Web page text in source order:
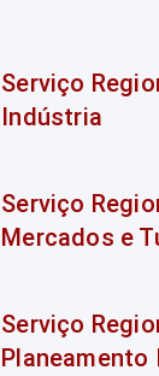
Serviço
Indústria
Serviço
Mercados e
Serviço
Planeamento